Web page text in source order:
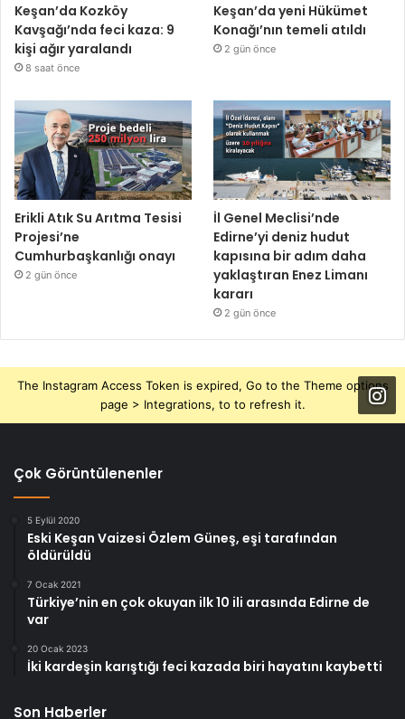
Keşan’da Kozköy
Kavşağı’nda feci kaza: 9
kişi ağır yaralandı
8 saat önce
Keşan’da yeni Hükümet
Konağı’nın temeli atıldı
2 gün önce
Erikli Atık Su Arıtma Tesisi
Projesi’ne
Cumhurbaşkanlığı onayı
2 gün önce
İl Genel Meclisi’nde
Edirne’yi deniz hudut
kapısına bir adım daha
yaklaştıran Enez Limanı
kararı
2 gün önce
The Instagram Access Token is expired, Go to the Theme options
page > Integrations, to to refresh it.
Çok Görüntülenenler
5 Eylül 2020
Eski Keşan Vaizesi Özlem Güneş, eşi tarafından
öldürüldü
7 Ocak 2021
Türkiye’nin en çok okuyan ilk 10 ili arasında Edirne de
var
20 Ocak 2023
İki kardeşin karıştığı feci kazada biri hayatını kaybetti
Son Haberler